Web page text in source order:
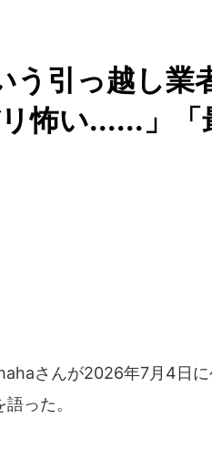
う引っ越し業
怖い......」「
さんが2026年7月4日に
った。